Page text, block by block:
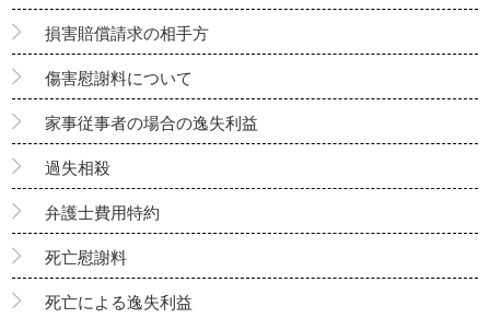
損害賠償請求の相手方
傷害慰謝料について
家事従事者の場合の逸失利益
過失相殺
弁護士費用特約
死亡慰謝料
死亡による逸失利益